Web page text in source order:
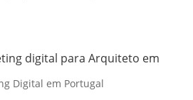
digital para Arquiteto em
Digital em Portugal